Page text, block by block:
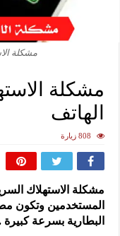
مشكلة
مشكلة
الهاتف
808 زيارة
مشكلة الاستهلاك
المستخدمين وتكون
البطارية بسرعة كبيرة .